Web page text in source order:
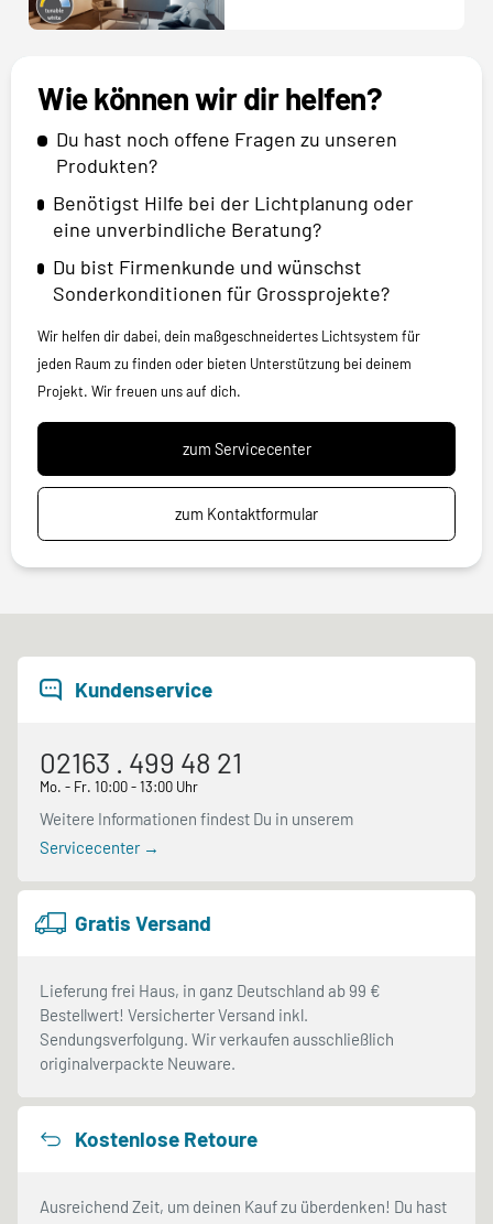
Wie können wir dir helfen?
Du hast noch offene Fragen zu unseren
Produkten?
Benötigst Hilfe bei der Lichtplanung oder
eine unverbindliche Beratung?
Du bist Firmenkunde und wünschst
Sonderkonditionen für Grossprojekte?
Wir helfen dir dabei, dein maßgeschneidertes Lichtsystem für
jeden Raum zu finden oder bieten Unterstützung bei deinem
Projekt. Wir freuen uns auf dich.
zum Servicecenter
zum Kontaktformular
Kundenservice
02163 . 499 48 21
Mo. - Fr. 10:00 - 13:00 Uhr
Weitere Informationen findest Du in unserem
Servicecenter →
Gratis Versand
Lieferung frei Haus, in ganz Deutschland ab 99 €
Bestellwert! Versicherter Versand inkl.
Sendungsverfolgung. Wir verkaufen ausschließlich
originalverpackte Neuware.
Kostenlose Retoure
Ausreichend Zeit, um deinen Kauf zu überdenken! Du hast